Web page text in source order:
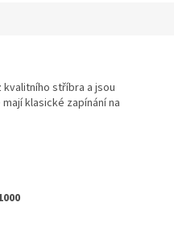
stříbra a jsou
klasické zapínání na